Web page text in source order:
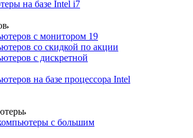
на базе Intel i7
с монитором 19
со скидкой по акции
с дискретной
на базе процессора Intel
с большим